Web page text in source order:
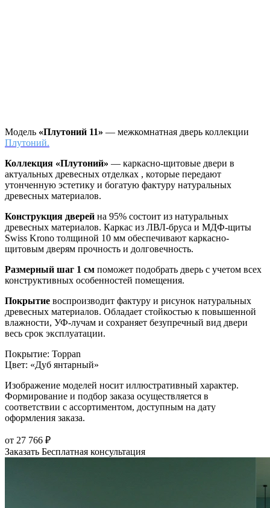
Модель «Плутоний 11» — межкомнатная дверь коллекции
Плутоний.
Коллекция «Плутоний» — каркасно-щитовые двери в
актуальных древесных отделках , которые передают
утонченную эстетику и богатую фактуру натуральных
древесных материалов.
Конструкция дверей на 95% состоит из натуральных
древесных материалов. Каркас из ЛВЛ-бруса и МДФ-щиты
Swiss Krono толщиной 10 мм обеспечивают каркасно-
щитовым дверям прочность и долговечность.
Размерный шаг 1 см поможет подобрать дверь с учетом всех
конструктивных особенностей помещения.
Покрытие воспроизводит фактуру и рисунок натуральных
древесных материалов. Обладает стойкостью к повышенной
влажности, УФ-лучам и сохраняет безупречный вид двери
весь срок эксплуатации.
Покрытие: Toppan
Цвет: «Дуб янтарный»
Изображение моделей носит иллюстративный характер.
Формирование и подбор заказа осуществляется в
соответствии с ассортиментом, доступным на дату
оформления заказа.
от 27 766 ₽
Заказать Бесплатная консультация